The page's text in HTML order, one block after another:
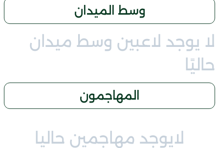
وسط الميدان
لا يوجد لاعبين وسط ميدان
حاليًا
المهاجمون
لايوجد مهاجمين حاليا